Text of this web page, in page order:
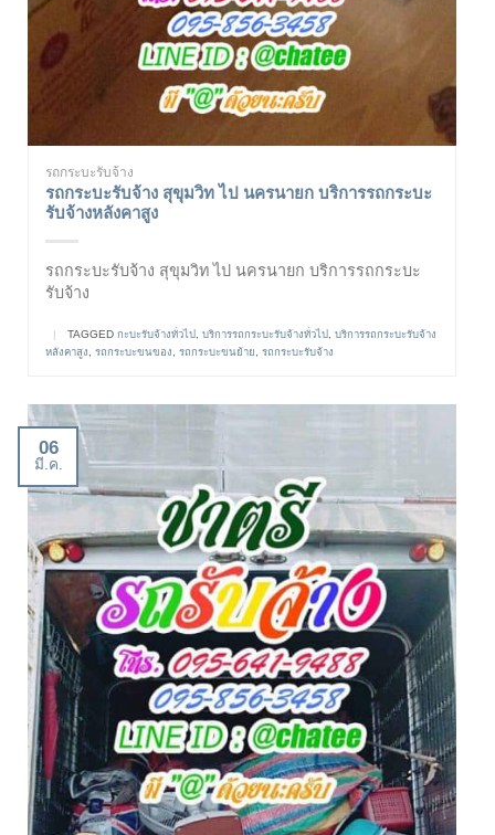
รถกระบะรับจ้าง
รถกระบะรับจ้าง สุขุมวิท ไป นครนายก บริการรถกระบะ
รับจ้างหลังคาสูง
รถกระบะรับจ้าง สุขุมวิท ไป นครนายก บริการรถกระบะ
รับจ้าง
| TAGGED กะบะรับจ้างทั่วไป บริการรถกระบะรับจ้างทั่วไป
บริการรถกระบะรับจ้าง
หลังคาสูง
รถกระบะขนของ รถกระบะขนย้าย รถกระบะรับจ้าง
06
มี.ค.